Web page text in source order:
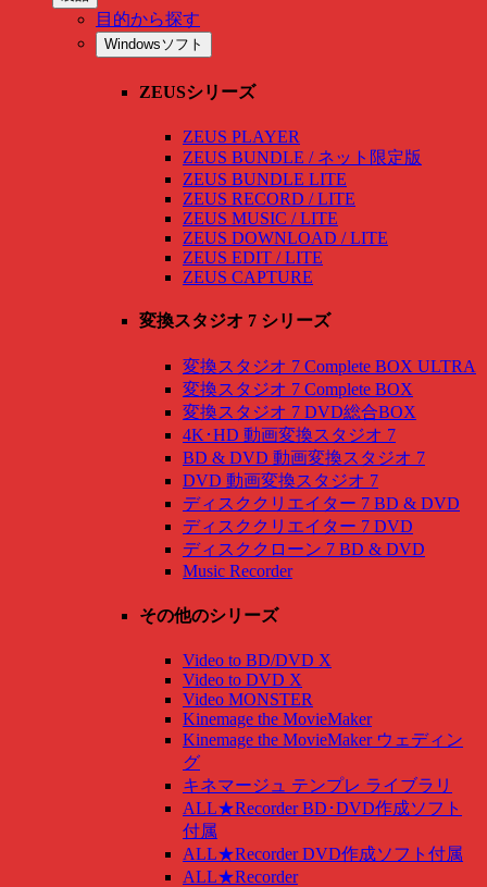
目的から探す
Windowsソフト
ZEUSシリーズ
ZEUS PLAYER
ZEUS BUNDLE / ネット限定版
ZEUS BUNDLE LITE
ZEUS RECORD / LITE
ZEUS MUSIC / LITE
ZEUS DOWNLOAD / LITE
ZEUS EDIT / LITE
ZEUS CAPTURE
変換スタジオ 7 シリーズ
変換スタジオ 7 Complete BOX ULTRA
変換スタジオ 7 Complete BOX
変換スタジオ 7 DVD総合BOX
4K･HD 動画変換スタジオ 7
BD & DVD 動画変換スタジオ 7
DVD 動画変換スタジオ 7
ディスククリエイター 7 BD & DVD
ディスククリエイター 7 DVD
ディスククローン 7 BD & DVD
Music Recorder
その他のシリーズ
Video to BD/DVD X
Video to DVD X
Video MONSTER
Kinemage the MovieMaker
Kinemage the MovieMaker ウェディン
グ
キネマージュ テンプレ ライブラリ
ALL★Recorder BD･DVD作成ソフト
付属
ALL★Recorder DVD作成ソフト付属
ALL★Recorder